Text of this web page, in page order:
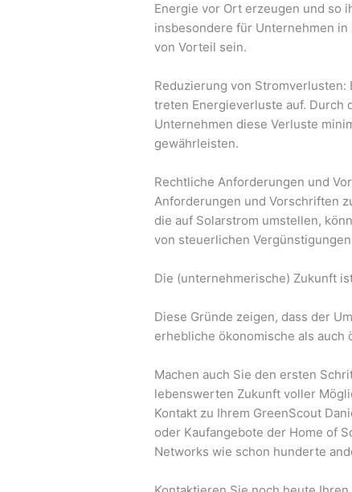
Energie vor Ort erzeugen und so
insbesondere für Unternehmen
von Vorteil sein.
Reduzierung von
treten Energieverluste auf. Durch
Unternehmen diese Verluste
gewährleisten.
Rechtliche Anforderungen und
Anforderungen und Vorschriften
die auf Solarstrom umstellen,
von steuerlichen
Die (unternehmerische) Zukunft
Diese Gründe zeigen, dass der
erhebliche ökonomische als
Machen auch Sie den ersten
lebenswerten Zukunft voller
Kontakt zu Ihrem GreenScout
oder Kaufangebote der Home of
Networks wie schon hunderte